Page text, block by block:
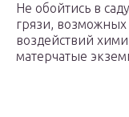
Не обойтись в
грязи,
воздействий
матерчатые